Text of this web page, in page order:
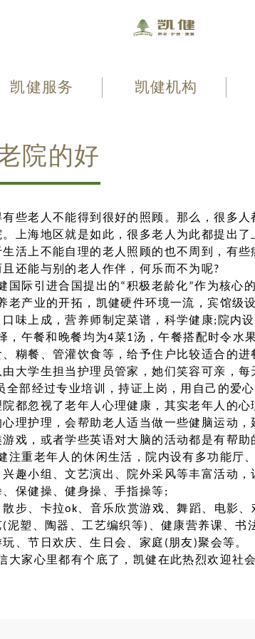
凯健服务 凯健机构
院的好
些老人不能得到很好的照顾。那么，很多
上海地区就是如此，很多老人为此都提出
活上不能自理的老人照顾的也不周到，有
还能与别的老人作伴，何乐而不为呢?
国际引进合国提出的“积极老龄化”作为核心
老产业的开拓，凯健硬件环境一流，宾馆级
味上成，营养师制定菜谱，科学健康;院内
，午餐和晚餐均为4菜1汤，午餐搭配时令水
糊餐、管灌饮食等，给予住户比较适合的进
大学生担当护理员管家，她们笑容可亲，
全部经过专业培训，持证上岗，用自己的爱
都忽视了老年人心理健康，其实老年人的
理护理，会帮助老人适当做一些健脑运动
戏，或者学些英语对大脑的活动都是有帮助
注重老年人的休闲生活，院内设有多功能厅
趣小组、文艺演出、院外采风等丰富活动，
保健操、健身操、手指操等;
步、卡拉ok、音乐欣赏游戏、舞蹈、电影、
泥塑、陶器、工艺编织等)、健康营养课、书
、节日欢庆、生日会、家庭(朋友)聚会等。
大家心里都有个底了，凯健在此热烈欢迎社